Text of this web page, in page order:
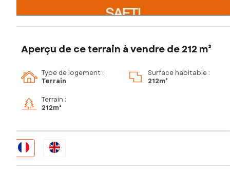
Aperçu de ce terrain à vendre de 212 m²
Type de logement :
Terrain
Surface habitable :
212m²
Terrain :
212m²